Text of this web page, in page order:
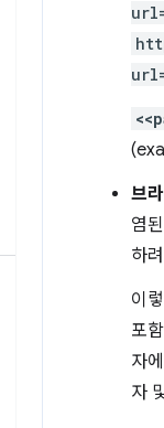
브
염
하
이
포
자
자